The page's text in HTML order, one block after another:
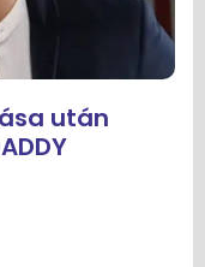
után